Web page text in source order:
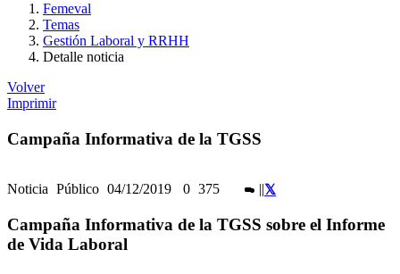
Femeval
Temas
Gestión Laboral y RRHH
Detalle noticia
Volver
Imprimir
Campaña Informativa de la TGSS
Noticia Público 04/12/2019 0 375 ||
Campaña Informativa de la TGSS sobre el Informe
de Vida Laboral